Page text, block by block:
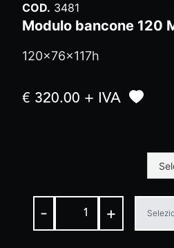
COD. 3481
Modulo bancone 120
120x76x117h
€ 320.00 + IVA
- +